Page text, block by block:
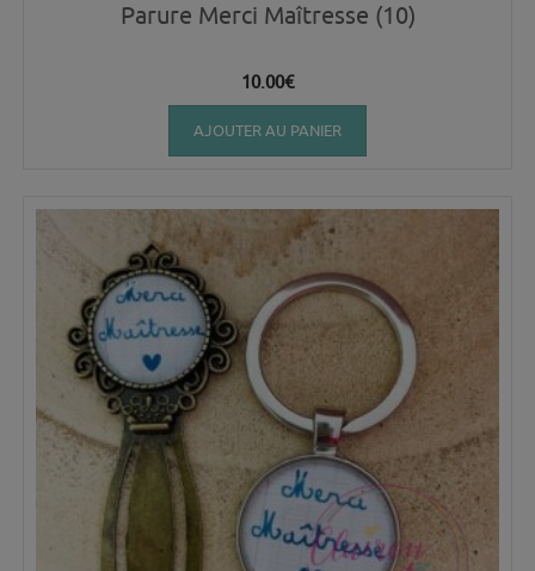
Parure Merci Maîtresse (10)
10.00€
AJOUTER AU PANIER